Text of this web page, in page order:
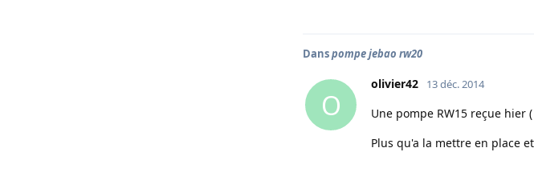
Danspompe jebao rw20
O
olivier42 13 déc. 2014
Une pompe RW15 reçue
Plus qu'a la mettre en place